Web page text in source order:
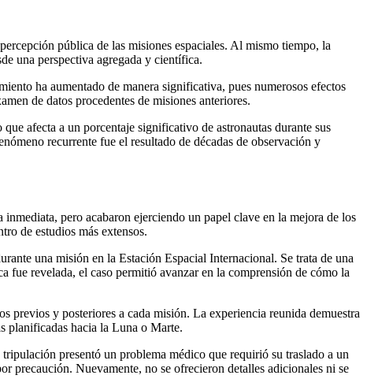
pública de las misiones espaciales. Al mismo tiempo, la
una perspectiva agregada y científica.
ha aumentado de manera significativa, pues numerosos efectos
de datos procedentes de misiones anteriores.
afecta a un porcentaje significativo de astronautas durante sus
recurrente fue el resultado de décadas de observación y
pero acabaron ejerciendo un papel clave en la mejora de los
de estudios más extensos.
una misión en la Estación Espacial Internacional. Se trata de una
fue revelada, el caso permitió avanzar en la comprensión de cómo la
previos y posteriores a cada misión. La experiencia reunida demuestra
planificadas hacia la Luna o Marte.
presentó un problema médico que requirió su traslado a un
precaución. Nuevamente, no se ofrecieron detalles adicionales ni se